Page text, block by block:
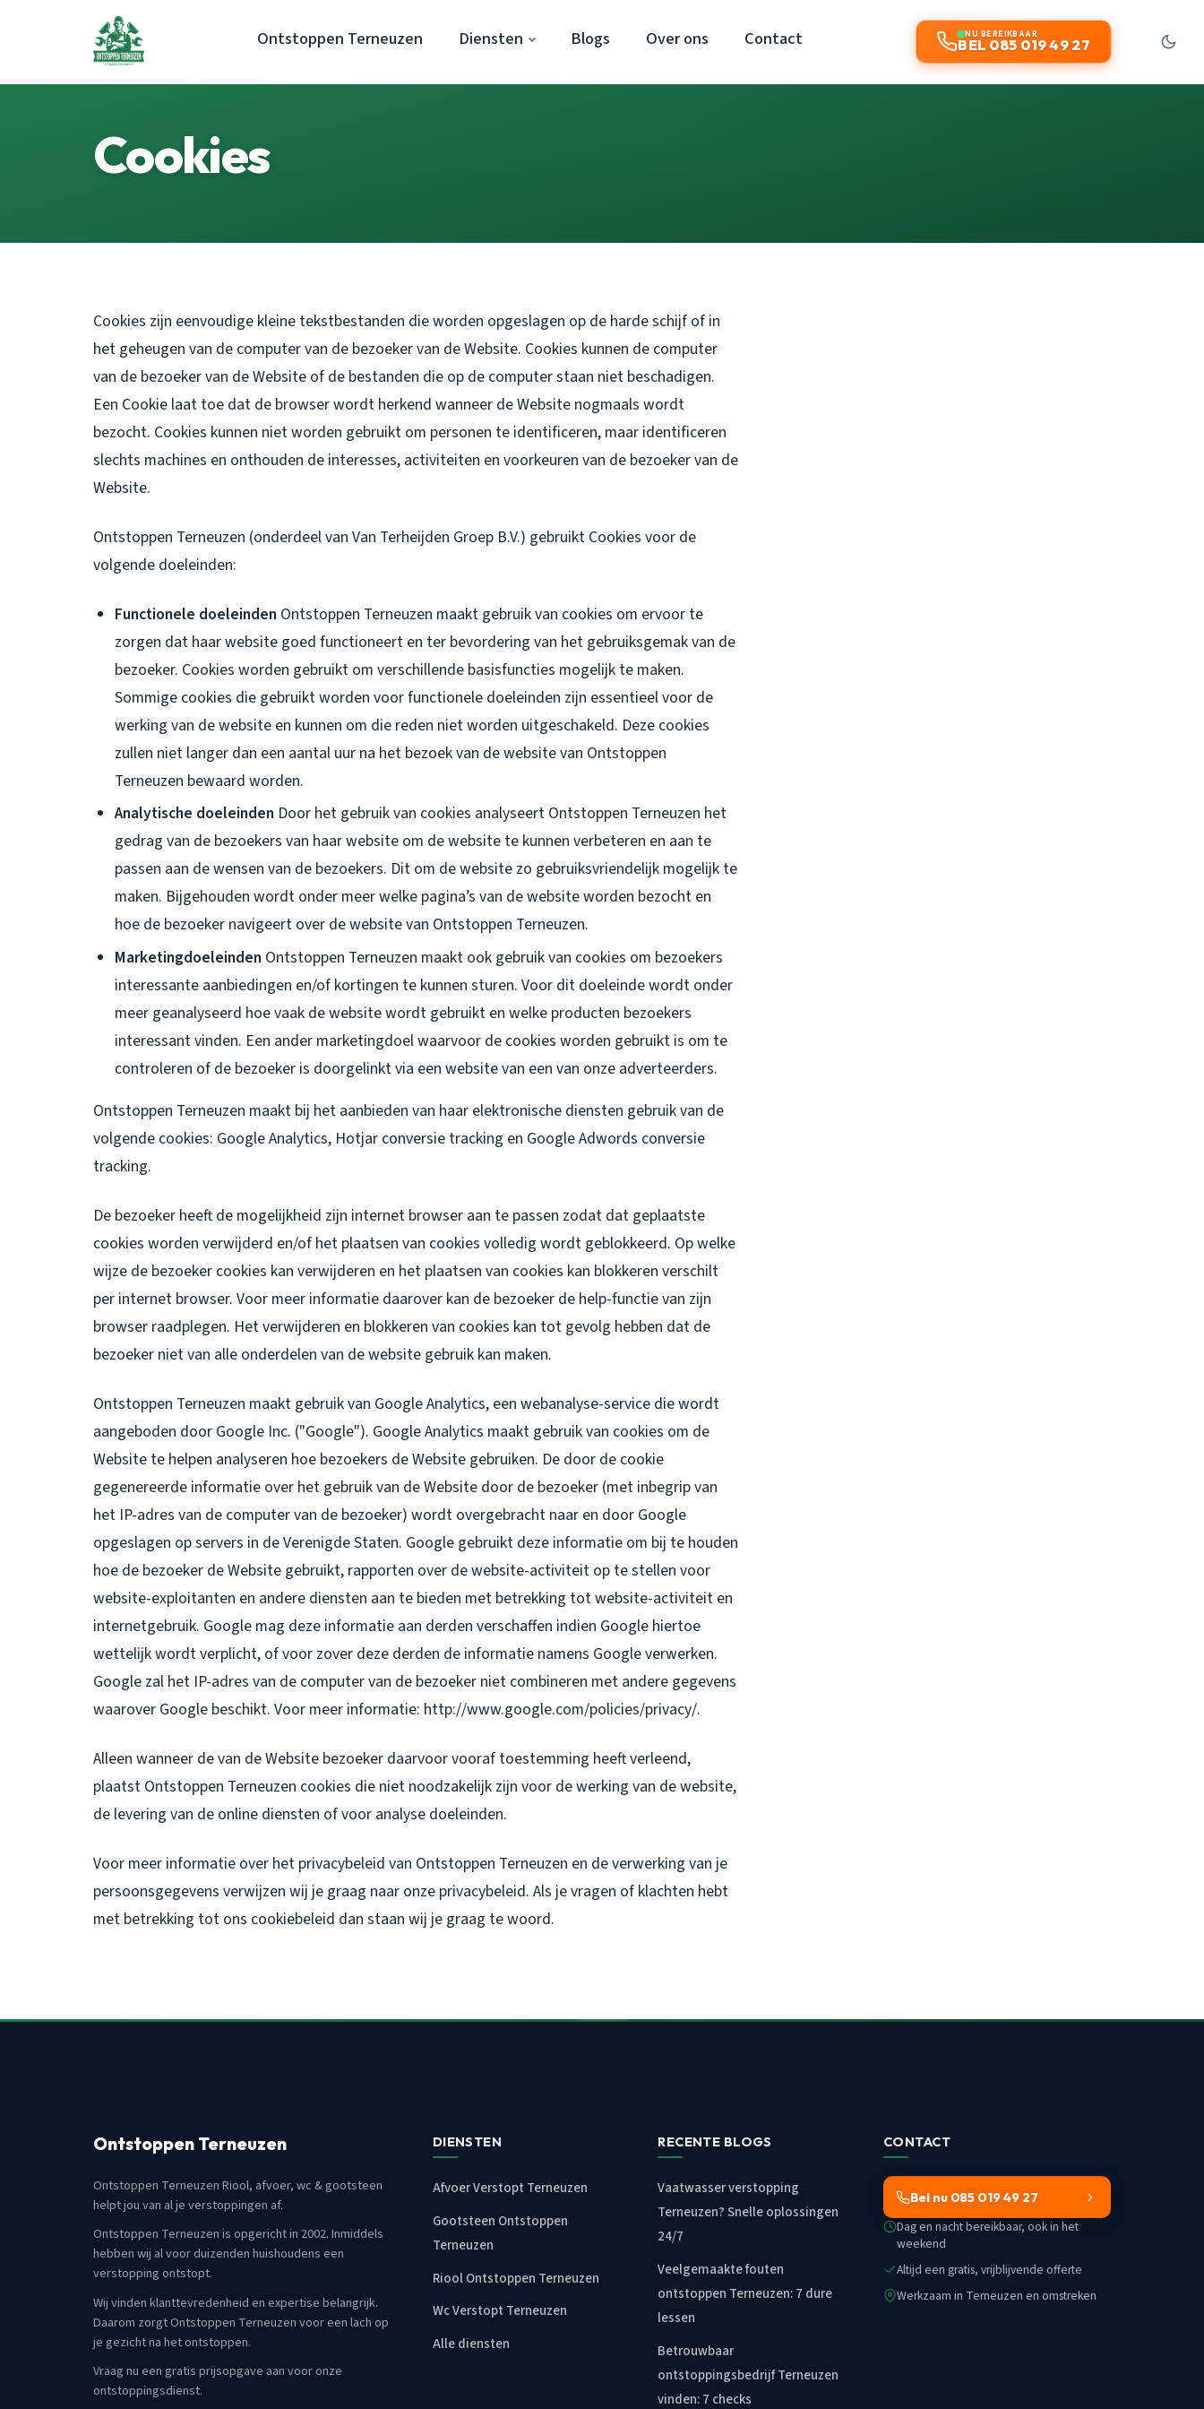
Ontstoppen Terneuzen Diensten Blogs Over ons Contact NU BEREIKBAAR
BEL 085 019 49 27
Cookies
Cookies zijn eenvoudige kleine tekstbestanden die worden opgeslagen op de harde schijf of in
het geheugen van de computer van de bezoeker van de Website. Cookies kunnen de computer
van de bezoeker van de Website of de bestanden die op de computer staan niet beschadigen.
Een Cookie laat toe dat de browser wordt herkend wanneer de Website nogmaals wordt
bezocht. Cookies kunnen niet worden gebruikt om personen te identificeren, maar identificeren
slechts machines en onthouden de interesses, activiteiten en voorkeuren van de bezoeker van de
Website.
Ontstoppen Terneuzen (onderdeel van Van Terheijden Groep B.V.) gebruikt Cookies voor de
volgende doeleinden:
Functionele doeleinden Ontstoppen Terneuzen maakt gebruik van cookies om ervoor te
zorgen dat haar website goed functioneert en ter bevordering van het gebruiksgemak van de
bezoeker. Cookies worden gebruikt om verschillende basisfuncties mogelijk te maken.
Sommige cookies die gebruikt worden voor functionele doeleinden zijn essentieel voor de
werking van de website en kunnen om die reden niet worden uitgeschakeld. Deze cookies
zullen niet langer dan een aantal uur na het bezoek van de website van Ontstoppen
Terneuzen bewaard worden.
Analytische doeleinden Door het gebruik van cookies analyseert Ontstoppen Terneuzen het
gedrag van de bezoekers van haar website om de website te kunnen verbeteren en aan te
passen aan de wensen van de bezoekers. Dit om de website zo gebruiksvriendelijk mogelijk te
maken. Bijgehouden wordt onder meer welke pagina’s van de website worden bezocht en
hoe de bezoeker navigeert over de website van Ontstoppen Terneuzen.
Marketingdoeleinden Ontstoppen Terneuzen maakt ook gebruik van cookies om bezoekers
interessante aanbiedingen en/of kortingen te kunnen sturen. Voor dit doeleinde wordt onder
meer geanalyseerd hoe vaak de website wordt gebruikt en welke producten bezoekers
interessant vinden. Een ander marketingdoel waarvoor de cookies worden gebruikt is om te
controleren of de bezoeker is doorgelinkt via een website van een van onze adverteerders.
Ontstoppen Terneuzen maakt bij het aanbieden van haar elektronische diensten gebruik van de
volgende cookies: Google Analytics, Hotjar conversie tracking en Google Adwords conversie
tracking.
De bezoeker heeft de mogelijkheid zijn internet browser aan te passen zodat dat geplaatste
cookies worden verwijderd en/of het plaatsen van cookies volledig wordt geblokkeerd. Op welke
wijze de bezoeker cookies kan verwijderen en het plaatsen van cookies kan blokkeren verschilt
per internet browser. Voor meer informatie daarover kan de bezoeker de help-functie van zijn
browser raadplegen. Het verwijderen en blokkeren van cookies kan tot gevolg hebben dat de
bezoeker niet van alle onderdelen van de website gebruik kan maken.
Ontstoppen Terneuzen maakt gebruik van Google Analytics, een webanalyse-service die wordt
aangeboden door Google Inc. ("Google"). Google Analytics maakt gebruik van cookies om de
Website te helpen analyseren hoe bezoekers de Website gebruiken. De door de cookie
gegenereerde informatie over het gebruik van de Website door de bezoeker (met inbegrip van
het IP-adres van de computer van de bezoeker) wordt overgebracht naar en door Google
opgeslagen op servers in de Verenigde Staten. Google gebruikt deze informatie om bij te houden
hoe de bezoeker de Website gebruikt, rapporten over de website-activiteit op te stellen voor
website-exploitanten en andere diensten aan te bieden met betrekking tot website-activiteit en
internetgebruik. Google mag deze informatie aan derden verschaffen indien Google hiertoe
wettelijk wordt verplicht, of voor zover deze derden de informatie namens Google verwerken.
Google zal het IP-adres van de computer van de bezoeker niet combineren met andere gegevens
waarover Google beschikt. Voor meer informatie: http://www.google.com/policies/privacy/.
Alleen wanneer de van de Website bezoeker daarvoor vooraf toestemming heeft verleend,
plaatst Ontstoppen Terneuzen cookies die niet noodzakelijk zijn voor de werking van de website,
de levering van de online diensten of voor analyse doeleinden.
Voor meer informatie over het privacybeleid van Ontstoppen Terneuzen en de verwerking van je
persoonsgegevens verwijzen wij je graag naar onze privacybeleid. Als je vragen of klachten hebt
met betrekking tot ons cookiebeleid dan staan wij je graag te woord.
Ontstoppen Terneuzen
Ontstoppen Terneuzen Riool, afvoer, wc & gootsteen
helpt jou van al je verstoppingen af.
Ontstoppen Terneuzen is opgericht in 2002. Inmiddels
hebben wij al voor duizenden huishoudens een
verstopping ontstopt.
Wij vinden klanttevredenheid en expertise belangrijk.
Daarom zorgt Ontstoppen Terneuzen voor een lach op
je gezicht na het ontstoppen.
Vraag nu een gratis prijsopgave aan voor onze
ontstoppingsdienst.
DIENSTEN
Afvoer Verstopt Terneuzen
Gootsteen Ontstoppen
Terneuzen
Riool Ontstoppen Terneuzen
Wc Verstopt Terneuzen
Alle diensten
RECENTE BLOGS
Vaatwasser verstopping
Terneuzen? Snelle oplossingen
24/7
Veelgemaakte fouten
ontstoppen Terneuzen: 7 dure
lessen
Betrouwbaar
ontstoppingsbedrijf Terneuzen
vinden: 7 checks
CONTACT
Bel nu 085 019 49 27
Dag en nacht bereikbaar, ook in het
weekend
Altijd een gratis, vrijblijvende offerte
Werkzaam in Terneuzen en omstreken